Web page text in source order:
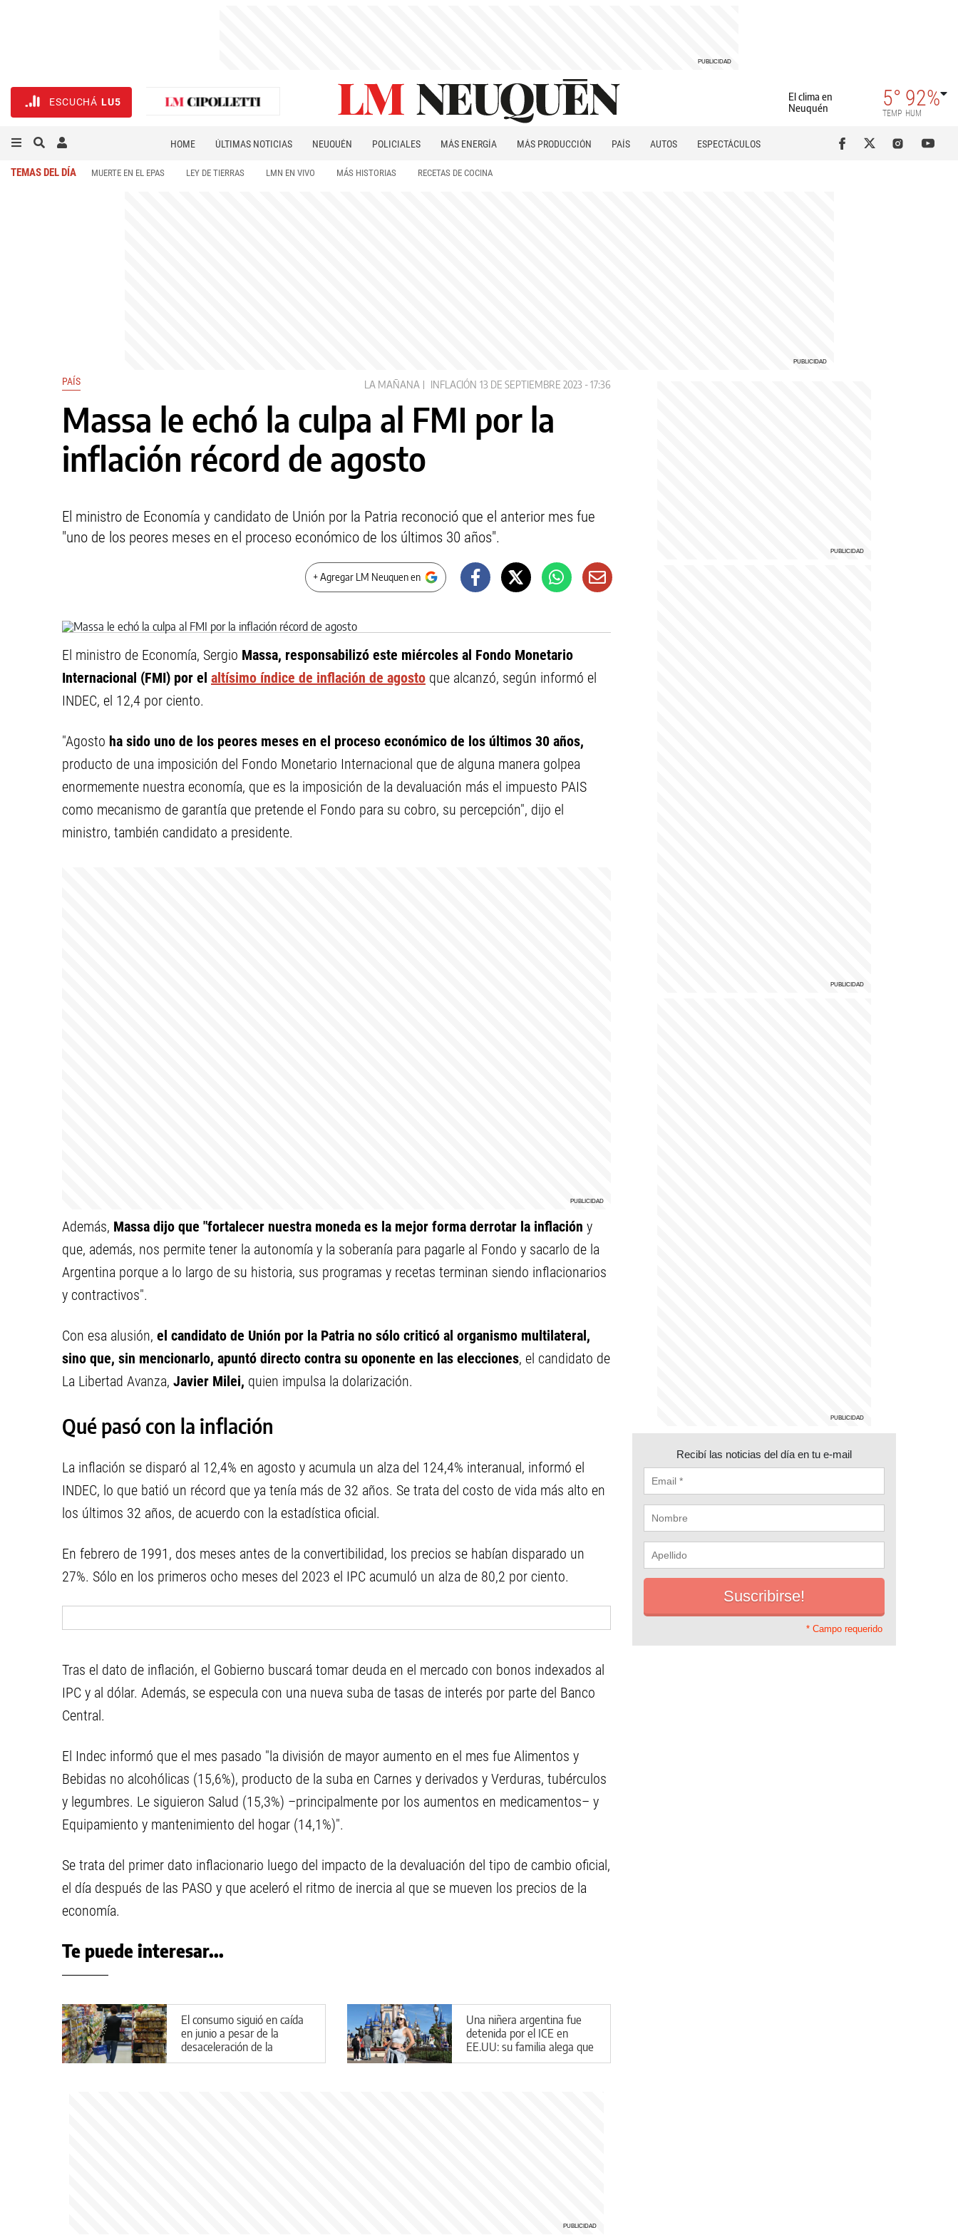
ESCUCHÁ LU5
El clima en
Neuquén
5°
TEMP
92%
HUM
HOME ÚLTIMAS NOTICIAS NEUQUÉN POLICIALES MÁS ENERGÍA MÁS PRODUCCIÓN PAÍS AUTOS
ESPECTÁCULOS
TEMAS DEL DÍA MUERTE EN EL EPAS LEY DE TIERRAS LMN EN VIVO MÁS HISTORIAS RECETAS DE COCINA
PAÍS LA MAÑANA INFLACIÓN 13 DE SEPTIEMBRE 2023 - 17:36
Massa le echó la culpa al FMI por la
inflación récord de agosto
El ministro de Economía y candidato de Unión por la Patria reconoció que el anterior mes fue
"uno de los peores meses en el proceso económico de los últimos 30 años".
+ Agregar LM Neuquen en
El ministro de Economía, Sergio Massa, responsabilizó este miércoles al Fondo Monetario
Internacional (FMI) por el altísimo índice de inflación de agosto que alcanzó, según informó el
INDEC, el 12,4 por ciento.
"Agosto ha sido uno de los peores meses en el proceso económico de los últimos 30 años,
producto de una imposición del Fondo Monetario Internacional que de alguna manera golpea
enormemente nuestra economía, que es la imposición de la devaluación más el impuesto PAIS
como mecanismo de garantía que pretende el Fondo para su cobro, su percepción", dijo el
ministro, también candidato a presidente.
Además, Massa dijo que "fortalecer nuestra moneda es la mejor forma derrotar la inflación y
que, además, nos permite tener la autonomía y la soberanía para pagarle al Fondo y sacarlo de la
Argentina porque a lo largo de su historia, sus programas y recetas terminan siendo inflacionarios
y contractivos".
Con esa alusión, el candidato de Unión por la Patria no sólo criticó al organismo multilateral,
sino que, sin mencionarlo, apuntó directo contra su oponente en las elecciones, el candidato de
La Libertad Avanza, Javier Milei, quien impulsa la dolarización.
Qué pasó con la inflación
La inflación se disparó al 12,4% en agosto y acumula un alza del 124,4% interanual, informó el
INDEC, lo que batió un récord que ya tenía más de 32 años. Se trata del costo de vida más alto en
los últimos 32 años, de acuerdo con la estadística oficial.
En febrero de 1991, dos meses antes de la convertibilidad, los precios se habían disparado un
27%. Sólo en los primeros ocho meses del 2023 el IPC acumuló un alza de 80,2 por ciento.
Tras el dato de inflación, el Gobierno buscará tomar deuda en el mercado con bonos indexados al
IPC y al dólar. Además, se especula con una nueva suba de tasas de interés por parte del Banco
Central.
El Indec informó que el mes pasado "la división de mayor aumento en el mes fue Alimentos y
Bebidas no alcohólicas (15,6%), producto de la suba en Carnes y derivados y Verduras, tubérculos
y legumbres. Le siguieron Salud (15,3%) –principalmente por los aumentos en medicamentos– y
Equipamiento y mantenimiento del hogar (14,1%)".
Se trata del primer dato inflacionario luego del impacto de la devaluación del tipo de cambio oficial,
el día después de las PASO y que aceleró el ritmo de inercia al que se mueven los precios de la
economía.
Te puede interesar...
El consumo siguió en caída
en junio a pesar de la
desaceleración de la
inflación
Una niñera argentina fue
detenida por el ICE en
EE.UU: su familia alega que
entró de forma legal
Recibí las noticias del día en tu e-mail
* Campo requerido